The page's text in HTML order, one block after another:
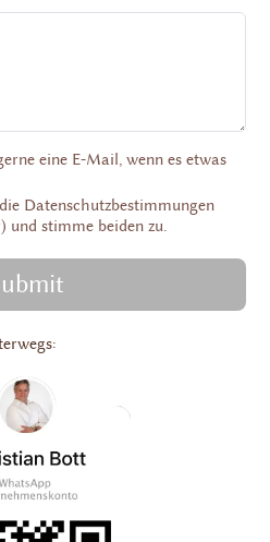
eine E-Mail, wenn es etwas
Datenschutzbestimmungen
und stimme beiden zu.